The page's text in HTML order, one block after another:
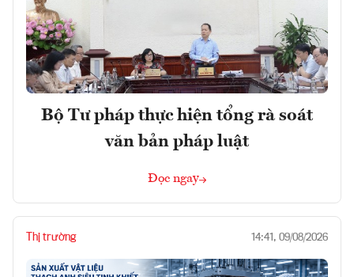
Bộ Tư pháp thực hiện tổng rà soát
văn bản pháp luật
Đọc ngay
Thị trường 14:41, 09/08/2026